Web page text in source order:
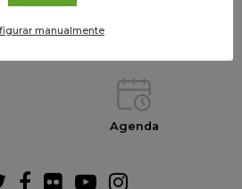
Exploria Ciencia
Agenda
manualmente